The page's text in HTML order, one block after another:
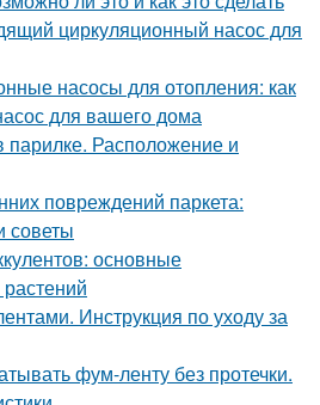
циркуляционный насос для
насосы для отопления: как
для вашего дома
парилке. Расположение и
повреждений паркета:
советы
основные
Инструкция по уходу за
фум-ленту без протечки.